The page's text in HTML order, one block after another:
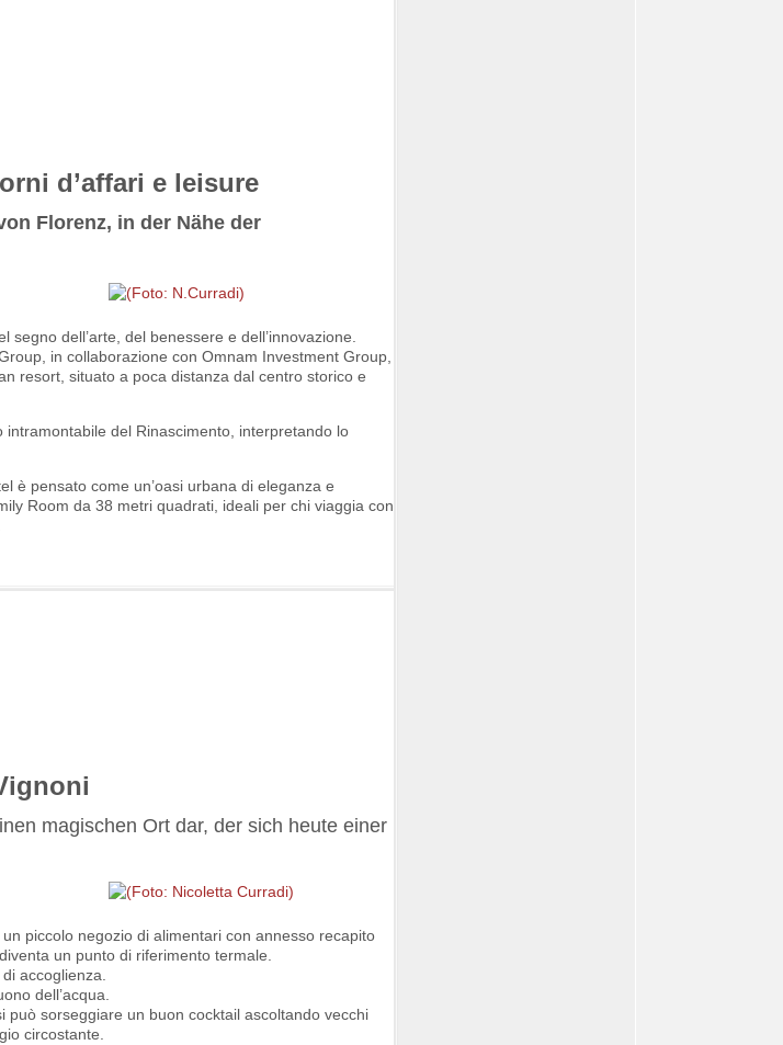
d’affari e leisure
Florenz, in der Nähe der
dell’arte, del benessere e dell’innovazione.
in collaborazione con Omnam Investment Group,
resort, situato a poca distanza dal centro storico e
del Rinascimento, interpretando lo
è pensato come un’oasi urbana di eleganza e
Room da 38 metri quadrati, ideali per chi viaggia con
magischen Ort dar, der sich heute einer
piccolo negozio di alimentari con annesso recapito
un punto di riferimento termale.
accoglienza.
dell’acqua.
sorseggiare un buon cocktail ascoltando vecchi
circostante.